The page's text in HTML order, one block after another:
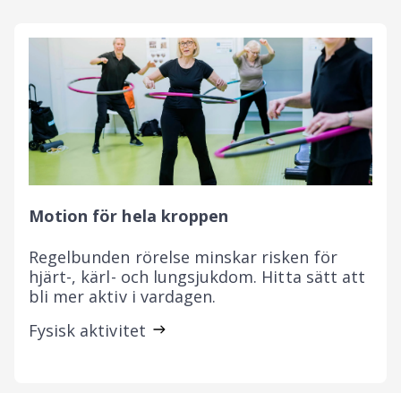
Motion för hela kroppen
Regelbunden rörelse minskar risken för
hjärt-, kärl- och lungsjukdom. Hitta sätt att
bli mer aktiv i vardagen.
Fysisk aktivitet